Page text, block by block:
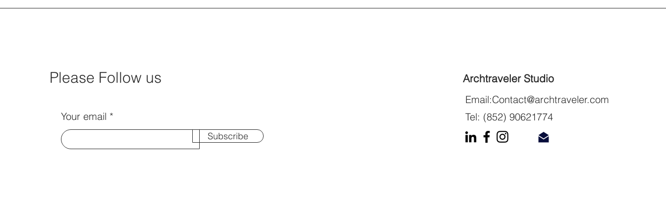
Please Follow us
Your email
Subscribe
Archtraveler Studio
Email:Contact@archtraveler.com
Tel: (852) 90621774